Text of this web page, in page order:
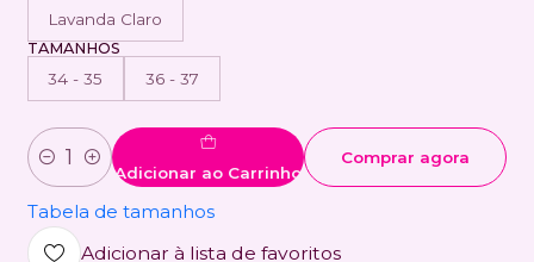
Lavanda Claro
TAMANHOS
34 - 35 36 - 37
QuantidadeAdicionar ao Carrinho
Comprar agora
Tabela de tamanhos
Adicionar à lista de favoritos